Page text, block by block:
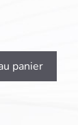
panier